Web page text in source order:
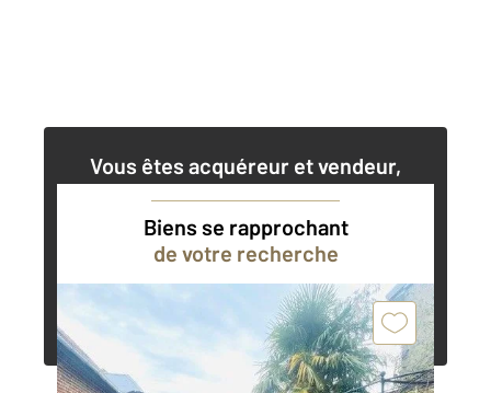
Vous êtes acquéreur et vendeur,
Contacter l'agence
Demander une estimation
Biens se rapprochant
de votre recherche